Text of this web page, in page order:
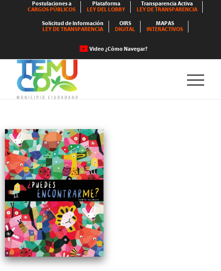
Postulaciones a
CARGOS PÚBLICOS
Plataforma
LEY DEL LOBBY
Transparencia Activa
LEY DE TRANSPARENCIA
Solicitud de Información
LEY DE TRANSPARENCIA
OIRS
DIGITAL
MAPAS
INTERACTIVOS
Video ¿Cómo Navegar?